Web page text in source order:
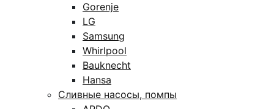
Gorenje
LG
Samsung
Whirlpool
Bauknecht
Hansa
Сливные насосы, помпы